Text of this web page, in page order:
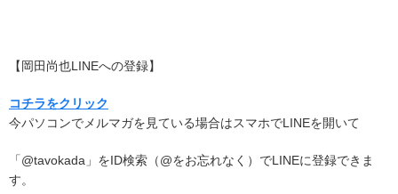
【岡田尚也LINEへの登録】
コチラをクリック
今パソコンでメルマガを見ている場合はスマホでLINEを開いて
「@tavokada」をID検索（@をお忘れなく）でLINEに登録できま
す。